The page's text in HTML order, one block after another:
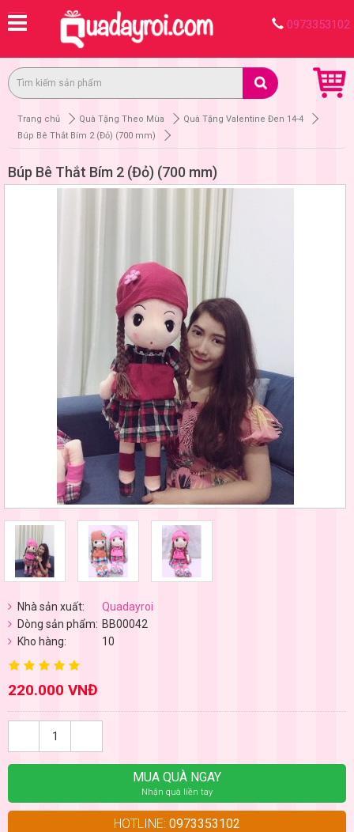
0973353102
Trang chủ Quà Tặng Theo Mùa
Quà Tặng Valentine Đen 14-4
Búp Bê Thắt Bím 2 (Đỏ) (700 mm)
Búp Bê Thắt Bím 2 (Đỏ) (700 mm)
Nhà sản xuất:
Quadayroi
Dòng sản phẩm: BB00042
Kho hàng:
10
220.000 VNĐ
MUA QUÀ NGAY
Nhận quà liền tay
HOTLINE: 0973353102